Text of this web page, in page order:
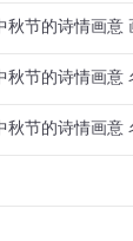
秋节的诗情画意
节的诗情画意
节的诗情画意